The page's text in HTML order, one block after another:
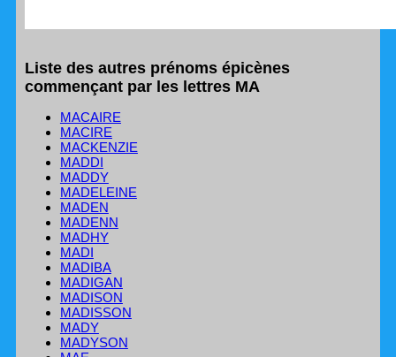
Liste des autres prénoms épicènes
commençant par les lettres MA
MACAIRE
MACIRE
MACKENZIE
MADDI
MADDY
MADELEINE
MADEN
MADENN
MADHY
MADI
MADIBA
MADIGAN
MADISON
MADISSON
MADY
MADYSON